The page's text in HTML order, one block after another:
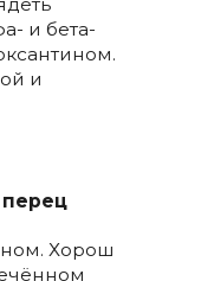
и бета-
и
перец
Хорош